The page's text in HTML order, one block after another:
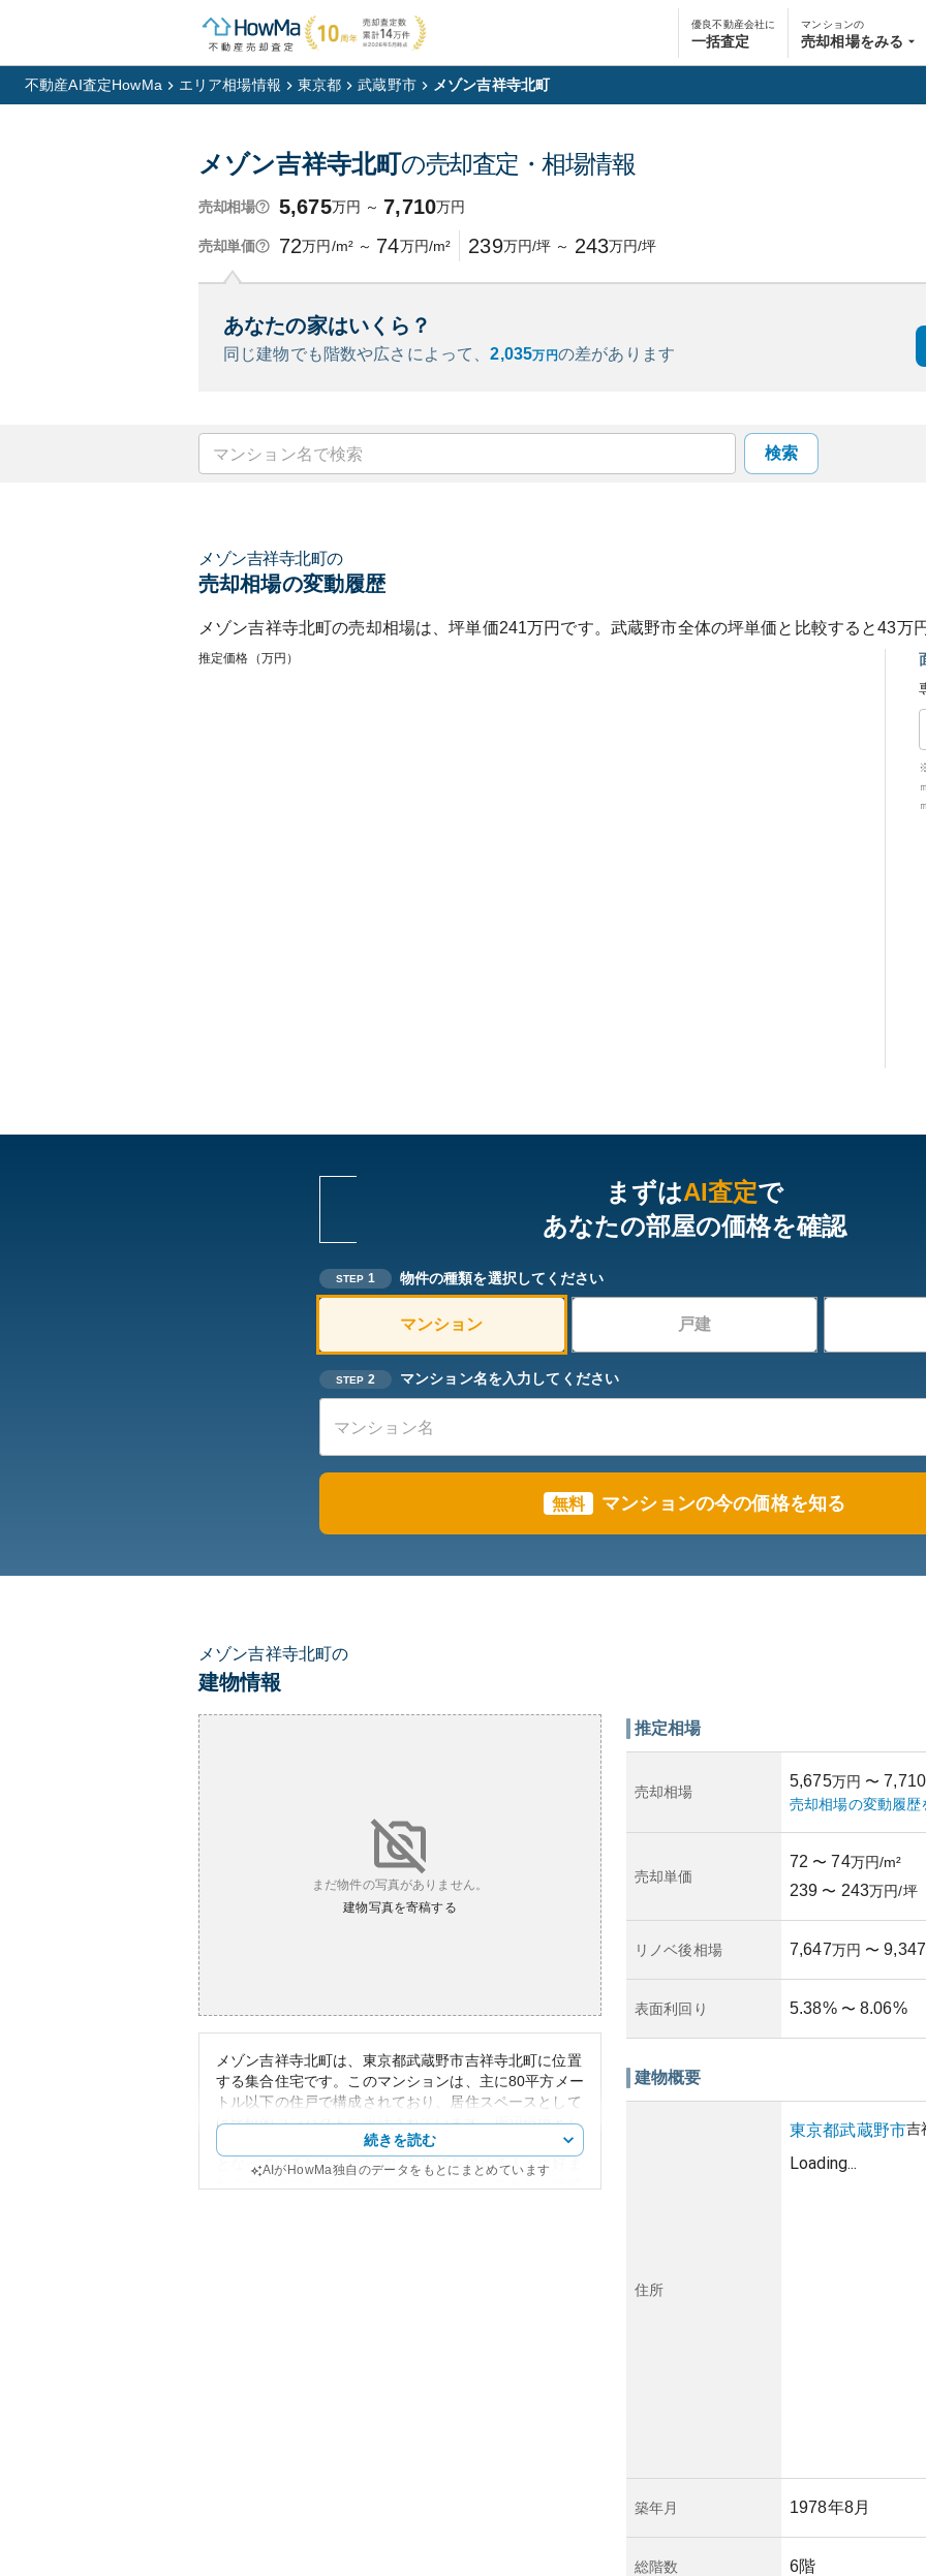
優良不動産会社に
一括査定
マンションの
売却相場をみる
不動産AI査定HowMa エリア相場情報 東京都 武蔵野市 メゾン吉祥寺北町
メゾン吉祥寺北町の売却査定・相場情報
売却相場 5,675万円 ～ 7,710万円
売却単価 72万円/m² ～ 74万円/m² 239万円/坪 ～ 243万円/坪
あなたの家はいくら？
同じ建物でも階数や広さによって、2,035万円の差があります
検索
メゾン吉祥寺北町の
売却相場の変動履歴
メゾン吉祥寺北町の売却相場は、坪単価241万円です。 武蔵野市全体の坪単価と比較すると43万
推定価格（万円）
まずはAI査定で
あなたの部屋の価格を確認
STEP 1 物件の種類を選択してください
マンション 戸建
STEP 2 マンション名を入力してください
無料 マンションの今の価格を知る
メゾン吉祥寺北町の
建物情報
まだ物件の写真がありません。
建物写真を寄稿する
メゾン吉祥寺北町は、東京都武蔵野市吉祥寺北町に位置
する集合住宅です。このマンションは、主に80平方メー
トル以下の住戸で構成されており、居住スペースとして
は比較的コンパクトに設計されています。周辺環境とし
ては、吉祥寺駅から徒歩圏内でありながら静かな住宅街
となっているため、落ち着いた生活を求める人々に好ま
続きを読む
AIがHowMa独自のデータをもとにまとめています
推定相場
売却相場
5,675万円 〜 7,710
売却相場の変動履歴
売却単価
72 〜 74万円/m²
239 〜 243万円/坪
リノベ後相場 7,647万円 〜 9,347
表面利回り 5.38% 〜 8.06%
建物概要
住所
東京都武蔵野市吉
Loading...
築年月 1978年8月
総階数 6階